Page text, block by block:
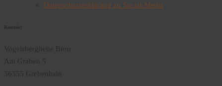
Datenschutzerklärung zu Social-Media
Kontakt
Vogelsbergliebe Büro
Am Graben 5
36355 Grebenhain